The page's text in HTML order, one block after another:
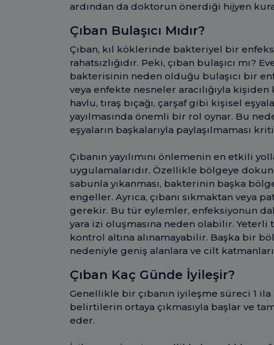
ardından da doktorun önerdiği hijyen
Çıban Bulaşıcı Mıdır?
Çıban, kıl köklerinde bakteriyel bir
rahatsızlığıdır. Peki, çıban bulaşıcı mı?
bakterisinin neden olduğu bulaşıcı bir
veya enfekte nesneler aracılığıyla
havlu, tıraş bıçağı, çarşaf gibi kişisel
yayılmasında önemli bir rol oynar. Bu
eşyaların başkalarıyla paylaşılmaması
Çıbanın yayılımını önlemenin en etkili
uygulamalarıdır. Özellikle bölgeye
sabunla yıkanması, bakterinin başka
engeller. Ayrıca, çıbanı sıkmaktan veya
gerekir. Bu tür eylemler, enfeksiyonun
yara izi oluşmasına neden olabilir. Yeterli
kontrol altına alınamayabilir. Başka bir
nedeniyle geniş alanlara ve cilt
Çıban Kaç Günde İyileşir?
Genellikle bir çıbanın iyileşme süreci 1
belirtilerin ortaya çıkmasıyla başlar ve
eder.